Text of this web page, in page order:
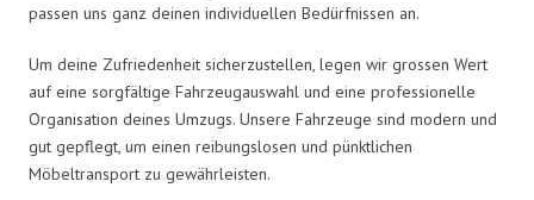
passen uns ganz deinen individuellen Bedürfnissen an.
Um deine Zufriedenheit sicherzustellen, legen wir grossen Wert
auf eine sorgfältige Fahrzeugauswahl und eine professionelle
Organisation deines Umzugs. Unsere Fahrzeuge sind modern und
gut gepflegt, um einen reibungslosen und pünktlichen
Möbeltransport zu gewährleisten.